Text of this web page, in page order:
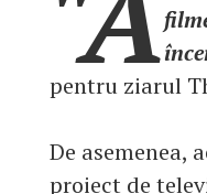
pentru ziarul
De asemenea,
proiect de